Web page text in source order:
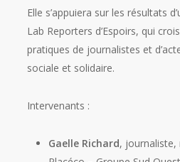
Elle s’appuiera sur les résultats
Lab Reporters d’Espoirs, qui
pratiques de journalistes et
sociale et solidaire.
Intervenants :
Gaelle Richard, journaliste,